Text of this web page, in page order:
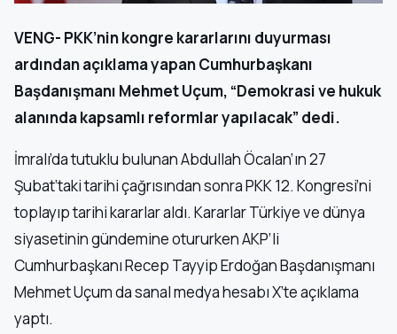
VENG- PKK’nin kongre kararlarını duyurması
ardından açıklama yapan Cumhurbaşkanı
Başdanışmanı Mehmet Uçum, “Demokrasi ve hukuk
alanında kapsamlı reformlar yapılacak” dedi.
İmralı’da tutuklu bulunan Abdullah Öcalan’ın 27
Şubat’taki tarihi çağrısından sonra PKK 12. Kongresi’ni
toplayıp tarihi kararlar aldı. Kararlar Türkiye ve dünya
siyasetinin gündemine otururken AKP’li
Cumhurbaşkanı Recep Tayyip Erdoğan Başdanışmanı
Mehmet Uçum da sanal medya hesabı X’te açıklama
yaptı.